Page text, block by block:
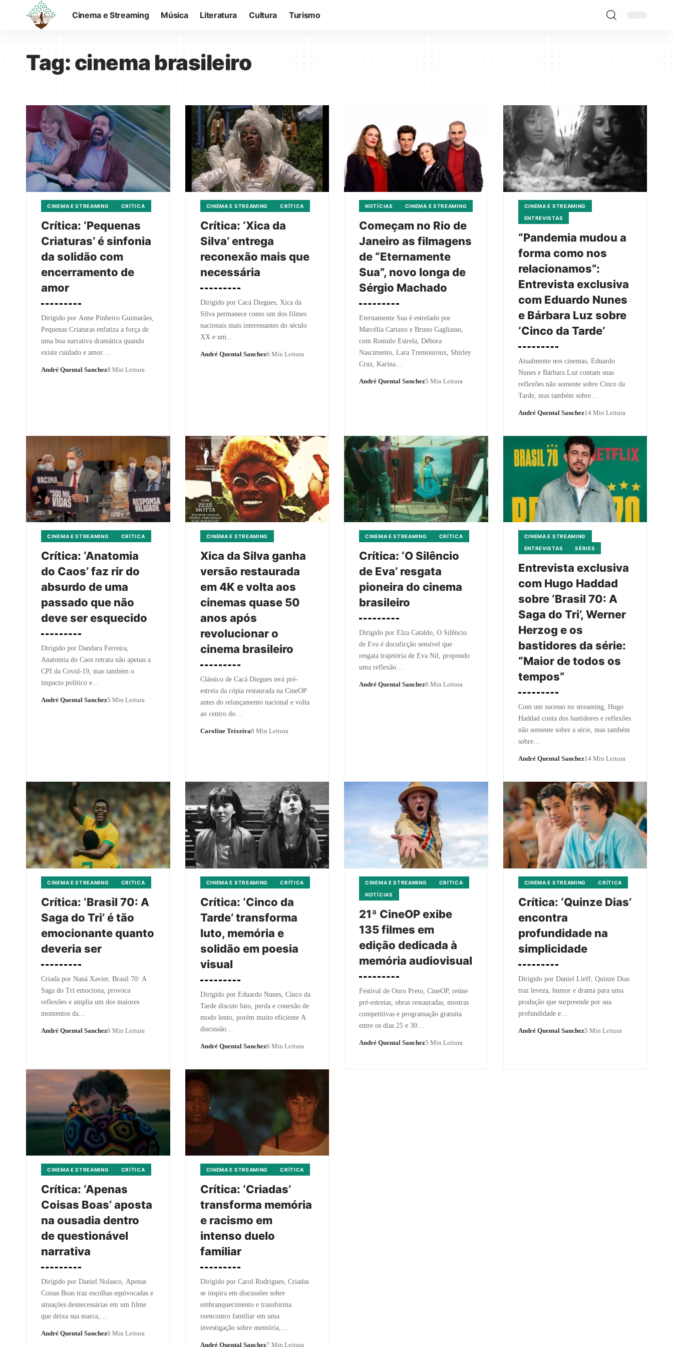
Cinema e Streaming Música Literatura Cultura Turismo
Tag:cinema brasileiro
CINEMA E STREAMING CRÍTICA
Crítica: ‘Pequenas
Criaturas’ é sinfonia
da solidão com
encerramento de
amor
Dirigido por Anne Pinheiro Guimarães,
Pequenas Criaturas enfatiza a força de
uma boa narrativa dramática quando
existe cuidado e amor…
André Quental Sanchez8 Min Leitura
CINEMA E STREAMING CRÍTICA
Crítica: ‘Xica da
Silva’ entrega
reconexão mais que
necessária
Dirigido por Cacá Diegues, Xica da
Silva permanece como um dos filmes
nacionais mais interessantes do século
XX e um…
André Quental Sanchez6 Min Leitura
NOTÍCIAS CINEMA E STREAMING
Começam no Rio de
Janeiro as filmagens
de “Eternamente
Sua”, novo longa de
Sérgio Machado
Eternamente Sua é estrelado por
Marcélia Cartaxo e Bruno Gagliasso,
com Romulo Estrela, Débora
Nascimento, Lara Tremouroux, Shirley
Cruz, Karina…
André Quental Sanchez5 Min Leitura
CINEMA E STREAMING
ENTREVISTAS
“Pandemia mudou a
forma como nos
relacionamos”:
Entrevista exclusiva
com Eduardo Nunes
e Bárbara Luz sobre
‘Cinco da Tarde’
Atualmente nos cinemas, Eduardo
Nunes e Bárbara Luz contam suas
reflexões não somente sobre Cinco da
Tarde, mas também sobre…
André Quental Sanchez14 Min Leitura
CINEMA E STREAMING CRÍTICA
Crítica: ‘Anatomia
do Caos’ faz rir do
absurdo de uma
passado que não
deve ser esquecido
Dirigido por Dandara Ferreira,
Anatomia do Caos retrata não apenas a
CPI da Covid-19, mas também o
impacto político e…
André Quental Sanchez5 Min Leitura
CINEMA E STREAMING
Xica da Silva ganha
versão restaurada
em 4K e volta aos
cinemas quase 50
anos após
revolucionar o
cinema brasileiro
Clássico de Cacá Diegues terá pré-
estreia da cópia restaurada na CineOP
antes do relançamento nacional e volta
ao centro do…
Caroline Teixeira8 Min Leitura
CINEMA E STREAMING CRÍTICA
Crítica: ‘O Silêncio
de Eva’ resgata
pioneira do cinema
brasileiro
Dirigido por Elza Cataldo, O Silêncio
de Eva é docuficção sensível que
resgata trajetória de Eva Nil, propondo
uma reflexão…
André Quental Sanchez6 Min Leitura
CINEMA E STREAMING
ENTREVISTAS
SÉRIES
Entrevista exclusiva
com Hugo Haddad
sobre ‘Brasil 70: A
Saga do Tri’, Werner
Herzog e os
bastidores da série:
“Maior de todos os
tempos”
Com um sucesso no streaming, Hugo
Haddad conta dos bastidores e reflexões
não somente sobre a série, mas também
sobre…
André Quental Sanchez14 Min Leitura
CINEMA E STREAMING CRÍTICA
Crítica: ‘Brasil 70: A
Saga do Tri’ é tão
emocionante quanto
deveria ser
Criada por Naná Xavier, Brasil 70: A
Saga do Tri emociona, provoca
reflexões e amplia um dos maiores
momentos da…
André Quental Sanchez6 Min Leitura
CINEMA E STREAMING CRÍTICA
Crítica: ‘Cinco da
Tarde’ transforma
luto, memória e
solidão em poesia
visual
Dirigido por Eduardo Nunes, Cinco da
Tarde discute luto, perda e conexão de
modo lento, porém muito eficiente A
discussão…
André Quental Sanchez6 Min Leitura
CINEMA E STREAMING
CRÍTICA
NOTÍCIAS
21ª CineOP exibe
135 filmes em
edição dedicada à
memória audiovisual
Festival de Ouro Preto, CineOP, reúne
pré-estreias, obras restauradas, mostras
competitivas e programação gratuita
entre os dias 25 e 30…
André Quental Sanchez5 Min Leitura
CINEMA E STREAMING CRÍTICA
Crítica: ‘Quinze Dias’
encontra
profundidade na
simplicidade
Dirigido por Daniel Lieff, Quinze Dias
traz leveza, humor e drama para uma
produção que surpreende por sua
profundidade e…
André Quental Sanchez5 Min Leitura
CINEMA E STREAMING CRÍTICA
Crítica: ‘Apenas
Coisas Boas’ aposta
na ousadia dentro
de questionável
narrativa
Dirigido por Daniel Nolasco, Apenas
Coisas Boas traz escolhas equivocadas e
situações desnecessárias em um filme
que deixa sua marca,…
André Quental Sanchez6 Min Leitura
CINEMA E STREAMING CRÍTICA
Crítica: ‘Criadas’
transforma memória
e racismo em
intenso duelo
familiar
Dirigido por Carol Rodrigues, Criadas
se inspira em discussões sobre
embranquecimento e transforma
reencontro familiar em uma
investigação sobre memória,…
André Quental Sanchez7 Min Leitura